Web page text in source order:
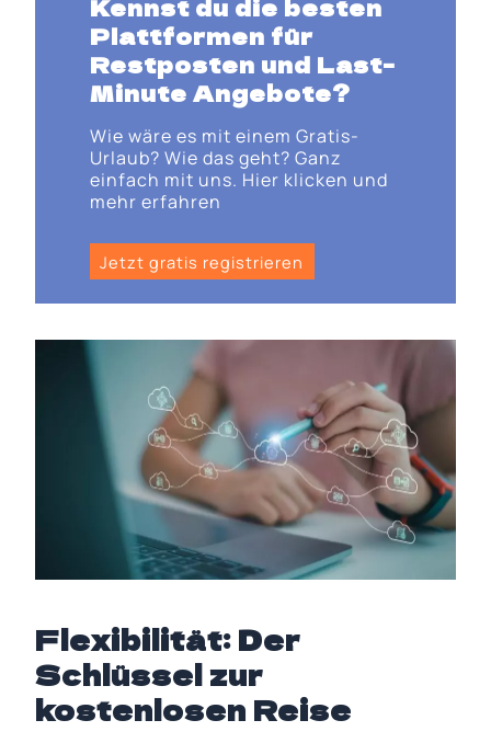
Kennst du die besten
Plattformen für
Restposten und Last-
Minute Angebote?
Wie wäre es mit einem Gratis-
Urlaub? Wie das geht? Ganz
einfach mit uns. Hier klicken und
mehr erfahren
Jetzt gratis registrieren
Flexibilität: Der
Schlüssel zur
kostenlosen Reise